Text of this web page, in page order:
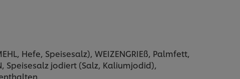
Hefe, Speisesalz), WEIZENGRIEß, Palmfett,
Speisesalz jodiert (Salz, Kaliumjodid),